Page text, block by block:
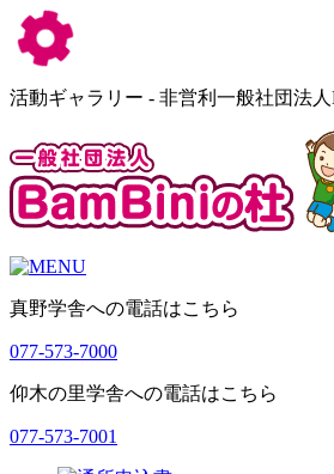
活動ギャラリー - 非営利一般社団法
真野学舎への電話はこちら
077-573-7000
仰木の里学舎への電話はこちら
077-573-7001